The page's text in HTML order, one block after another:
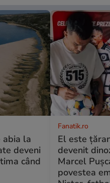
abia la
deveni
când
Fanatik.ro
El este
devenit
Marcel
povestea